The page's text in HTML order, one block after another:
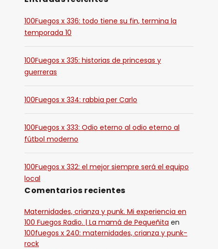
100Fuegos x 336: todo tiene su fin, termina la
temporada 10
100Fuegos x 335: historias de princesas y
guerreras
100Fuegos x 334: rabbia per Carlo
100Fuegos x 333: Odio eterno al odio eterno al
fútbol moderno
100Fuegos x 332: el mejor siempre será el equipo
local
Comentarios recientes
Maternidades, crianza y punk. Mi experiencia en
100 Fuegos Radio. | La mamá de Pequeñita en
100fuegos x 240: maternidades, crianza y punk-
rock